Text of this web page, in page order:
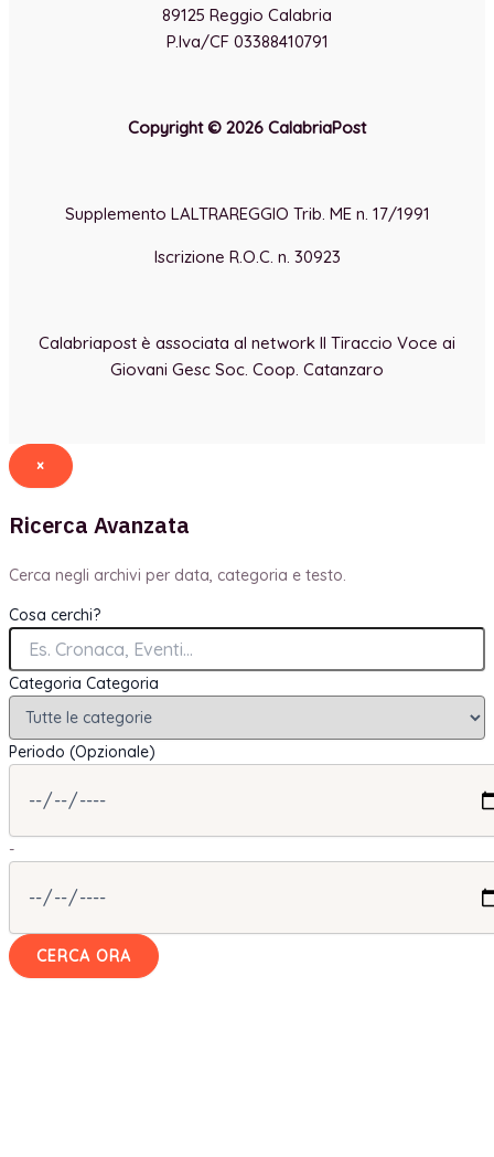
89125 Reggio Calabria
P.Iva/CF 03388410791
Copyright © 2026 CalabriaPost
Supplemento LALTRAREGGIO Trib. ME n. 17/1991
Iscrizione R.O.C. n. 30923
Calabriapost è associata al network Il Tiraccio Voce ai
Giovani Gesc Soc. Coop. Catanzaro
×
Ricerca Avanzata
Cerca negli archivi per data, categoria e testo.
Cosa cerchi?
Categoria Categoria
Periodo (Opzionale)
-
CERCA ORA